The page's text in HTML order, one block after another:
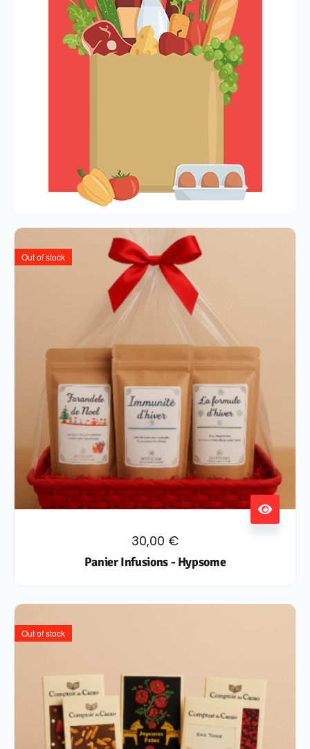
Out of stock
30,00 €
Panier Infusions - Hypsome
Out of stock